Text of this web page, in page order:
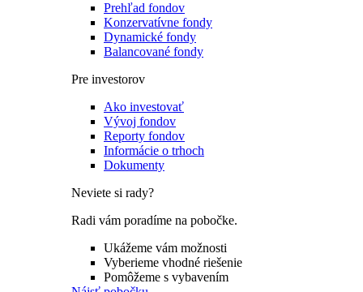
Prehľad fondov
Konzervatívne fondy
Dynamické fondy
Balancované fondy
Pre investorov
Ako investovať
Vývoj fondov
Reporty fondov
Informácie o trhoch
Dokumenty
Neviete si rady?
Radi vám poradíme na pobočke.
Ukážeme vám možnosti
Vyberieme vhodné riešenie
Pomôžeme s vybavením